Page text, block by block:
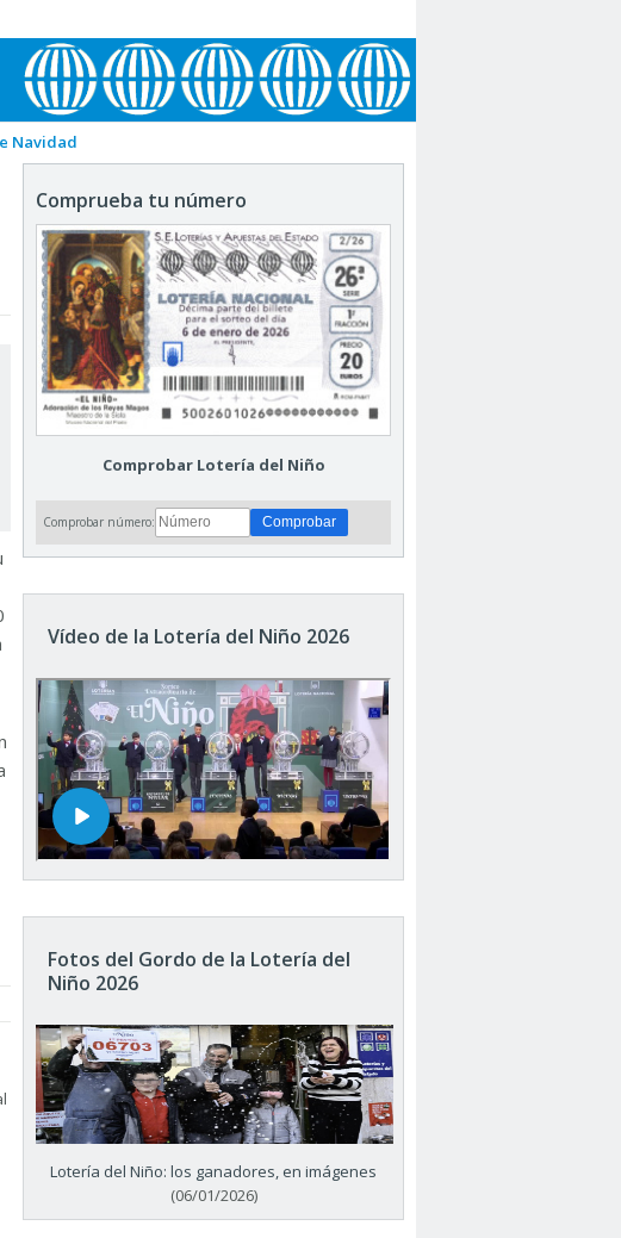
Navidad
Comprueba tu número
Comprobar Lotería del Niño
Comprobar número:
Vídeo de la Lotería del Niño 2026
Fotos del Gordo de la Lotería del
Niño 2026
Lotería del Niño: los ganadores, en imágenes
(06/01/2026)